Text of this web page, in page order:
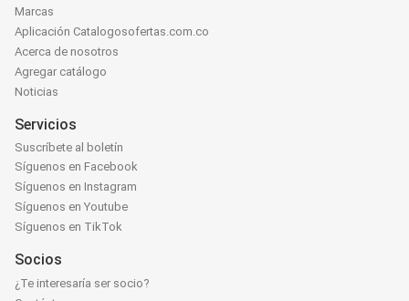
Marcas
Aplicación Catalogosofertas.com.co
Acerca de nosotros
Agregar catálogo
Noticias
Servicios
Suscríbete al boletín
Síguenos en Facebook
Síguenos en Instagram
Síguenos en Youtube
Síguenos en TikTok
Socios
¿Te interesaría ser socio?